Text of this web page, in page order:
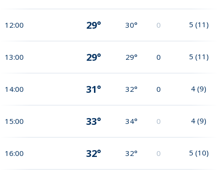
12:00 29° 30° 0 5 (11)
13:00 29° 29° 0 5 (11)
14:00 31° 32° 0 4 (9)
15:00 33° 34° 0 4 (9)
16:00 32° 32° 0 5 (10)